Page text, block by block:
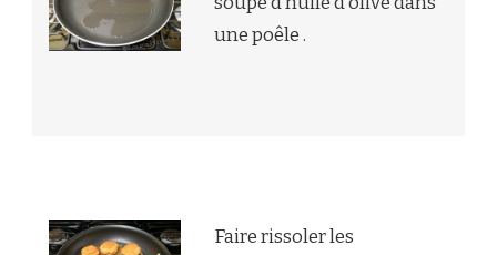
une poêle .
Faire rissoler les